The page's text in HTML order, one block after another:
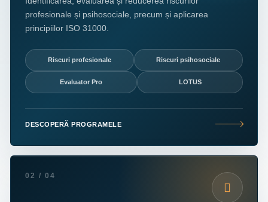
profesionale și psihosociale, precum și aplicarea
principiilor ISO 31000.
Riscuri profesionale Riscuri psihosociale
Evaluator Pro LOTUS
DESCOPERĂ PROGRAMELE
02 / 04